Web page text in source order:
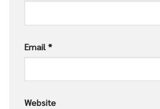
Email *
Website